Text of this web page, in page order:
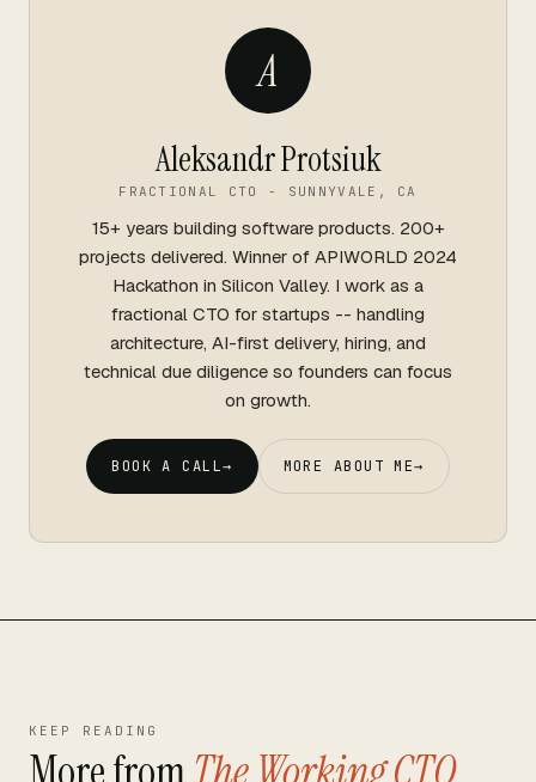
A
Aleksandr Protsiuk
FRACTIONAL CTO - SUNNYVALE, CA
15+ years building software products. 200+
projects delivered. Winner of APIWORLD 2024
Hackathon in Silicon Valley. I work as a
fractional CTO for startups -- handling
architecture, AI-first delivery, hiring, and
technical due diligence so founders can focus
on growth.
BOOK A CALL→ MORE ABOUT ME→
KEEP READING